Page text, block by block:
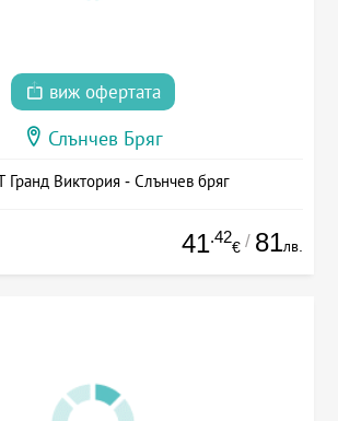
виж офертата
Слънчев Бряг
Гранд Виктория - Слънчев бряг
41.42
€ / 81лв.